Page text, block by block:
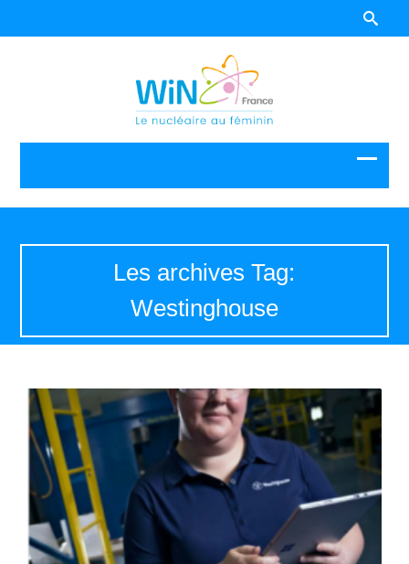
Les archives Tag:
Westinghouse